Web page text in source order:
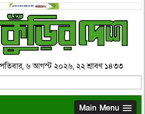
৬ আগস্ট ২০২৬, ২২ শ্রাবণ ১৪৩৩
Main Menu